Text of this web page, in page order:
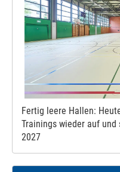
Fertig leere Hallen:
Trainings wieder auf
2027